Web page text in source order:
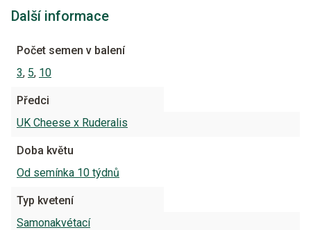
Další informace
Počet semen v balení
3, 5, 10
Předci
UK Cheese x Ruderalis
Doba květu
Od semínka 10 týdnů
Typ kvetení
Samonakvétací